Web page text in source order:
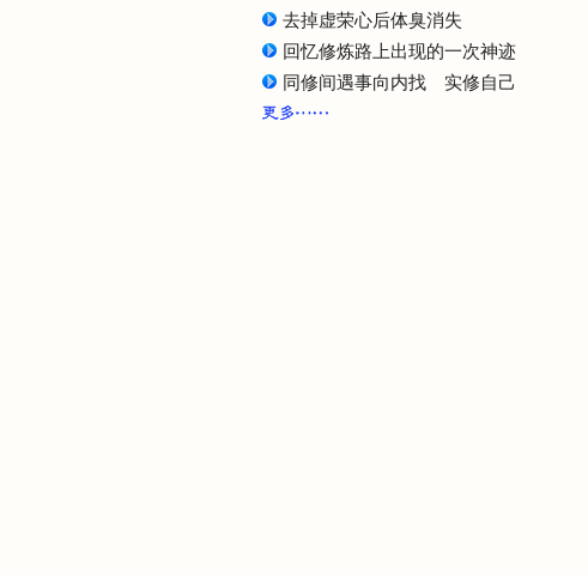
去掉虚荣心后体臭消失
回忆修炼路上出现的一次神迹
同修间遇事向内找 实修自己